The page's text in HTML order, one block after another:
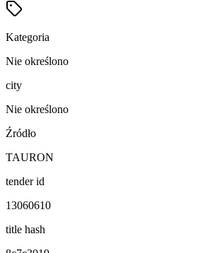
Kategoria
Nie określono
city
Nie określono
Źródło
TAURON
tender id
13060610
title hash